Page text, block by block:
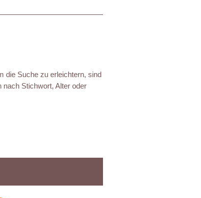
die Suche zu erleichtern, sind
nach Stichwort, Alter oder